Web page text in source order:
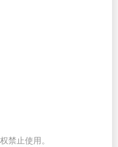
禁止使用。